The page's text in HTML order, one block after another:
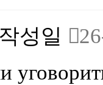
작성일